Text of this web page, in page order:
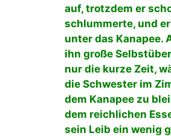
auf, trotzdem er
schlummerte, und
unter das Kanapee.
ihn große
nur die kurze Zeit,
die Schwester im
dem Kanapee zu
dem reichlichen
sein Leib ein wenig